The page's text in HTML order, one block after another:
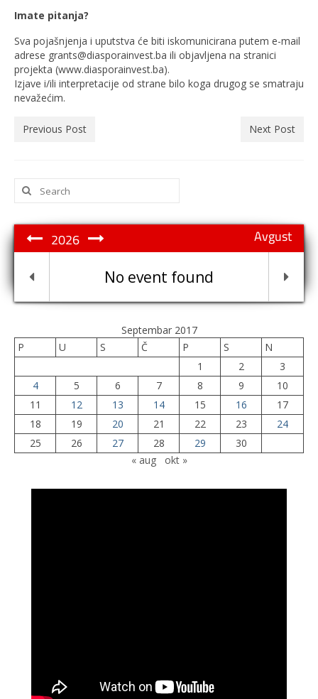
Imate pitanja?
Sva pojašnjenja i uputstva će biti iskomunicirana putem e-mail
adrese grants@diasporainvest.ba ili objavljena na stranici
projekta (www.diasporainvest.ba).
Izjave i/ili interpretacije od strane bilo koga drugog se smatraju
nevažećim.
Previous Post Next Post
Search
for:
Avgust
2026
No event found
Septembar 2017
P
U S Č P S
N
1
2
3
4
5 6 7 8 9
10
11
12 13 14 15 16
17
18
19 20 21 22 23
24
25
26 27 28 29
30
« aug
okt »